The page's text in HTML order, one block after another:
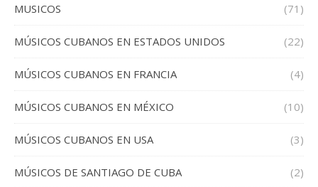
MUSICOS (71)
MÚSICOS CUBANOS EN ESTADOS UNIDOS (22)
MÚSICOS CUBANOS EN FRANCIA (4)
MÚSICOS CUBANOS EN MÉXICO (10)
MÚSICOS CUBANOS EN USA (3)
MÚSICOS DE SANTIAGO DE CUBA (2)